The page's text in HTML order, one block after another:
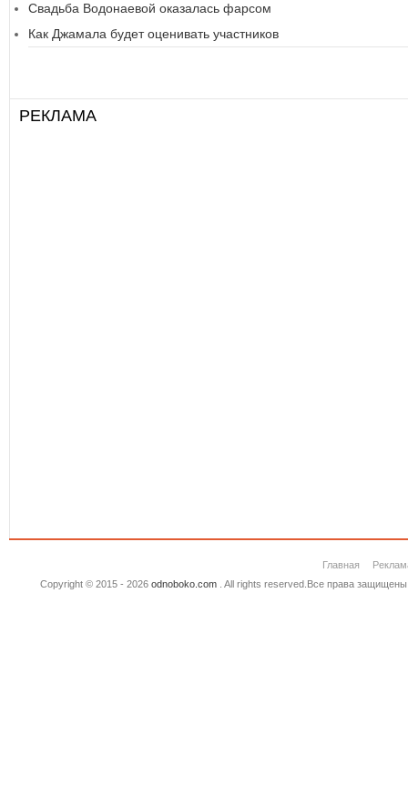
Свадьба Водонаевой оказалась фарсом
Как Джамала будет оценивать участников
РЕКЛАМА
Главная
Copyright © 2015 - 2026 odnoboko.com. All rights reserved.Все права защищены.